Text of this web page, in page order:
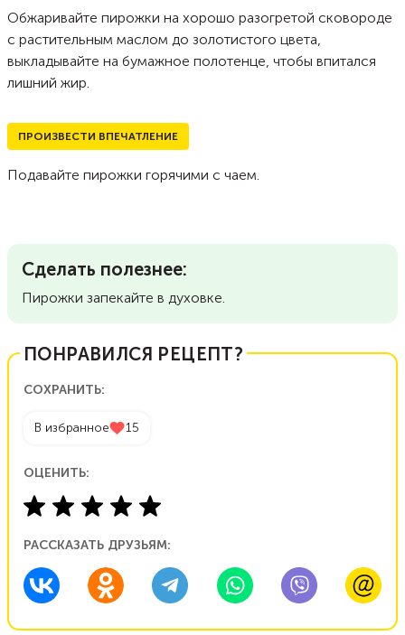
Обжаривайте пирожки на хорошо разогретой сковороде
с растительным маслом до золотистого цвета,
выкладывайте на бумажное полотенце, чтобы впитался
лишний жир.
ПРОИЗВЕСТИ ВПЕЧАТЛЕНИЕ
Подавайте пирожки горячими с чаем.
Сделать полезнее:
Пирожки запекайте в духовке.
ПОНРАВИЛСЯ РЕЦЕПТ?
СОХРАНИТЬ:
В избранное 15
ОЦЕНИТЬ:
РАССКАЗАТЬ ДРУЗЬЯМ: